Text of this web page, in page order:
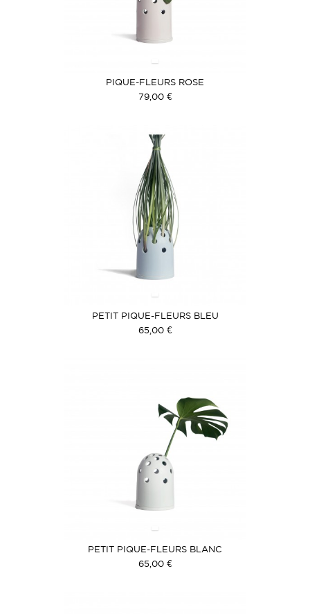
PIQUE-FLEURS ROSE
79,00 €
PETIT PIQUE-FLEURS BLEU
65,00 €
PETIT PIQUE-FLEURS BLANC
65,00 €